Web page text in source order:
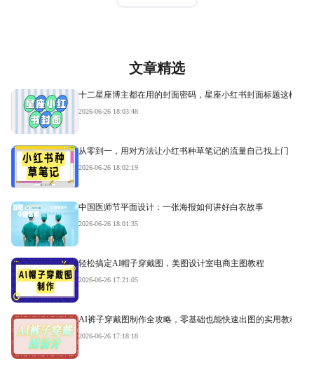
文章精选
十二星座博主都在用的封面密码，星座小红书封面标题这样写
2026-06-26 18:03:48
从零到一，用对方法让小红书种草笔记的流量自己找上门
2026-06-26 18:02:19
中国医师节平面设计：一张海报如何讲好白衣故事
2026-06-26 18:01:35
轻松搞定AI帽子穿戴图，美图设计室电商主图教程
2026-06-26 17:21:05
AI裤子穿戴图制作全攻略，零基础也能快速出图的实用教程
2026-06-26 17:18:18